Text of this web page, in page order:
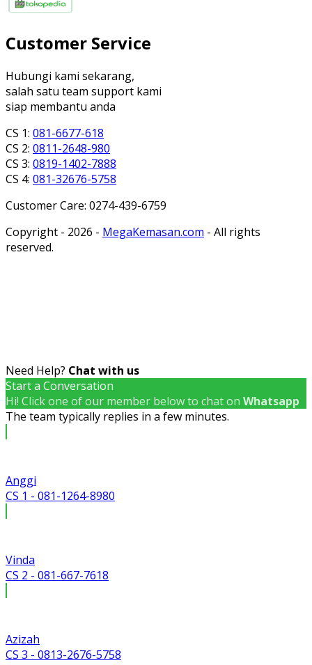
Customer Service
Hubungi kami sekarang,
salah satu team support kami
siap membantu anda
CS 1: 081-6677-618
CS 2: 0811-2648-980
CS 3: 0819-1402-7888
CS 4: 081-32676-5758
Customer Care: 0274-439-6759
Copyright - 2026 - MegaKemasan.com - All rights
reserved.
Need Help? Chat with us
Start a Conversation
Hi! Click one of our member below to chat on Whatsapp
The team typically replies in a few minutes.
Anggi
CS 1 - 081-1264-8980
Vinda
CS 2 - 081-667-7618
Azizah
CS 3 - 0813-2676-5758